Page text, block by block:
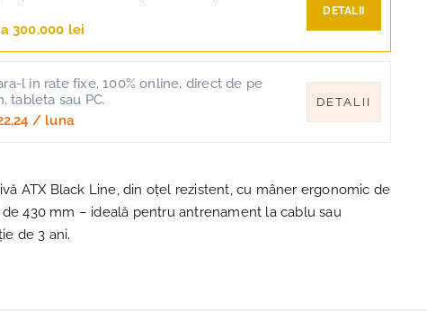
300.000 lei
DETALII
l in rate fixe, 100% online, direct de pe
tableta sau PC.
/ luna
DETALII
ATX Black Line, din oțel rezistent, cu mâner ergonomic de
430 mm – ideală pentru antrenament la cablu sau
de 3 ani.